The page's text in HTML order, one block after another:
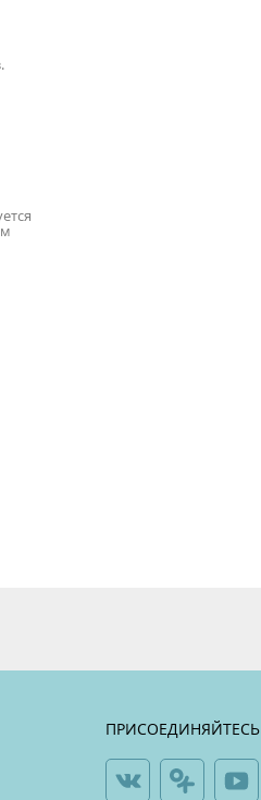
ПРИСОЕДИНЯЙТЕСЬ